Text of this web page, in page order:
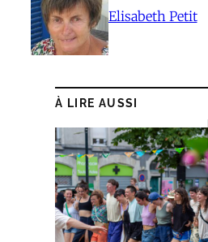
Elisabeth Petit
À LIRE AUSSI